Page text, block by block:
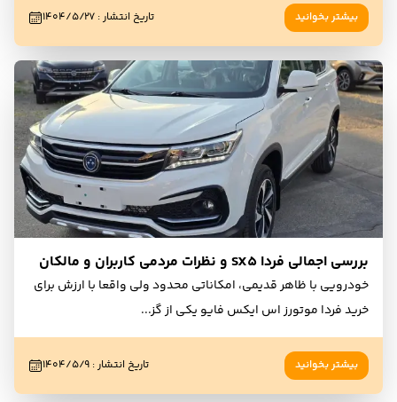
بیشتر بخوانید تاریخ انتشار: ۱۴۰۴/۵/۲۷
بررسی اجمالی فردا SX5 و نظرات مردمی کاربران و مالکان
خودرویی با ظاهر قدیمی، امکاناتی محدود ولی واقعا با ارزش برای
خرید فردا موتورز اس ایکس فایو یکی از گز...
بیشتر بخوانید تاریخ انتشار: ۱۴۰۴/۵/۹